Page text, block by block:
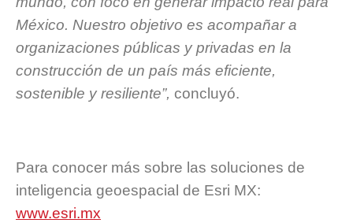
México. Nuestro objetivo es acompañar a
organizaciones públicas y privadas en la
construcción de un país más eficiente,
sostenible y resiliente”, concluyó.
Para conocer más sobre las soluciones de
inteligencia geoespacial de Esri MX:
www.esri.mx